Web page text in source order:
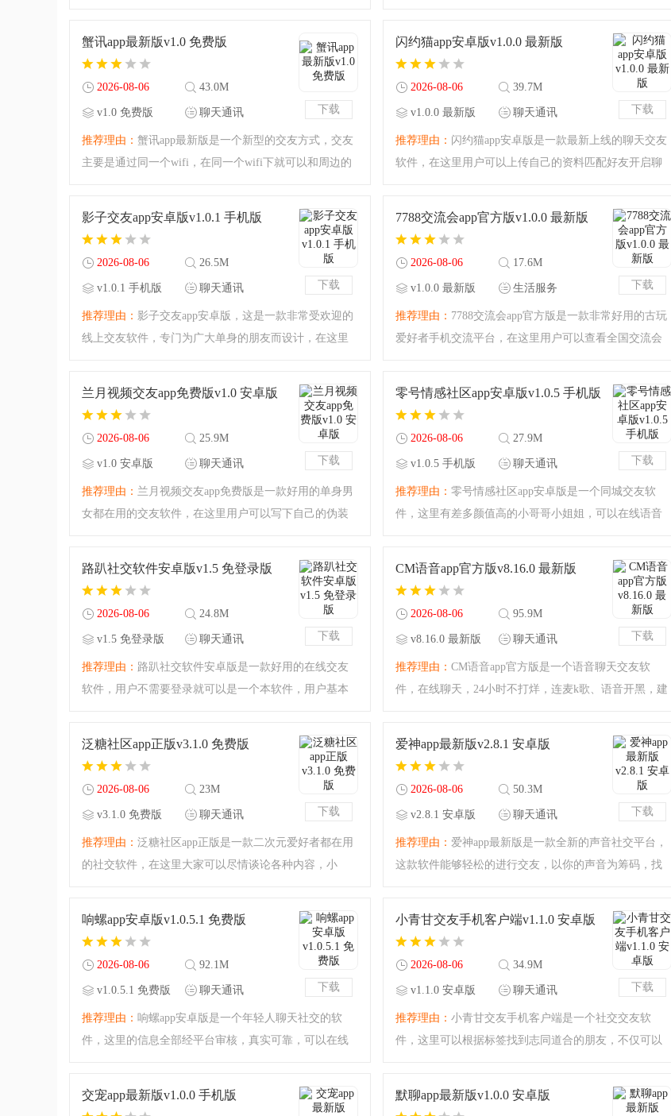
的用户，在线畅聊，如果喜欢可以奔现哦，还在等什
下载
蟹讯app最新版v1.0 免费版
2026-08-06 43.0M
v1.0 免费版 聊天通讯
推荐理由： 蟹讯app最新版是一个新型的交友方式，交友
主要是通过同一个wifi，在同一个wifi下就可以和周边的
片、视频、文件等等，是非常新颖的交友方式，一起来
下载
闪约猫app安卓版v1.0.0 最新版
2026-08-06 39.7M
v1.0.0 最新版 聊天通讯
推荐理由： 闪约猫app安卓版是一款最新上线的聊天交友
软件，在这里用户可以上传自己的资料匹配好友开启聊
查看附近用户最新动态，快来下载使用看看吧！闪约猫
下载
影子交友app安卓版v1.0.1 手机版
2026-08-06 26.5M
v1.0.1 手机版 聊天通讯
推荐理由： 影子交友app安卓版，这是一款非常受欢迎的
线上交友软件，专门为广大单身的朋友而设计，在这里
聊天互动，大家都来自五湖四海，在互相交流的同时，
下载
7788交流会app官方版v1.0.0 最新版
2026-08-06 17.6M
v1.0.0 最新版 生活服务
推荐理由： 7788交流会app官方版是一款非常好用的古玩
爱好者手机交流平台，在这里用户可以查看全国交流会
询快，享受独家视频报道，如果你也爱好古玩就快来下
下载
兰月视频交友app免费版v1.0 安卓版
2026-08-06 25.9M
v1.0 安卓版 聊天通讯
推荐理由： 兰月视频交友app免费版是一款好用的单身男
女都在用的交友软件，在这里用户可以写下自己的伪装
在这里打击可以畅所欲言交流各种话题，说不动就能遇
下载
零号情感社区app安卓版v1.0.5 手机版
2026-08-06 27.9M
v1.0.5 手机版 聊天通讯
推荐理由： 零号情感社区app安卓版是一个同城交友软
件，这里有差多颜值高的小哥哥小姐姐，可以在线语音
此送礼物哦，打开定位可以知道附近的人，同城交友更
下载
路趴社交软件安卓版v1.5 免登录版
2026-08-06 24.8M
v1.5 免登录版 聊天通讯
推荐理由： 路趴社交软件安卓版是一款好用的在线交友
软件，用户不需要登录就可以是一个本软件，用户基本
进行社交，软件极度重视大家的隐私保护，在这里我们
下载
CM语音app官方版v8.16.0 最新版
2026-08-06 95.9M
v8.16.0 最新版 聊天通讯
推荐理由： CM语音app官方版是一个语音聊天交友软
件，在线聊天，24小时不打烊，连麦k歌、语音开黑，建
足，还可以建立私密视频聊天，喜欢就约起来，感兴趣
下载
泛糖社区app正版v3.1.0 免费版
2026-08-06 23M
v3.1.0 免费版 聊天通讯
推荐理由： 泛糖社区app正版是一款二次元爱好者都在用
的社交软件，在这里大家可以尽情谈论各种内容，小
不仅能够在软件内体验到优质的聊天交友服务，还能结
下载
爱神app最新版v2.8.1 安卓版
2026-08-06 50.3M
v2.8.1 安卓版 聊天通讯
推荐理由： 爱神app最新版是一款全新的声音社交平台，
这款软件能够轻松的进行交友，以你的声音为筹码，找
捷的交友体验，是您掌上语音社交软件的最佳选择！爱
下载
响螺app安卓版v1.0.5.1 免费版
2026-08-06 92.1M
v1.0.5.1 免费版 聊天通讯
推荐理由： 响螺app安卓版是一个年轻人聊天社交的软
件，这里的信息全部经平台审核，真实可靠，可以在线
近的用户，喜欢的话还可以奔现哦，感兴趣的小伙伴赶
下载
小青甘交友手机客户端v1.1.0 安卓版
2026-08-06 34.9M
v1.1.0 安卓版 聊天通讯
推荐理由： 小青甘交友手机客户端是一个社交交友软
件，这里可以根据标签找到志同道合的朋友，不仅可以
奔现，和陌生人交友的软件，喜欢的小伙伴赶紧下载体
交宠app最新版v1.0.0 手机版 默聊app最新版v1.0.0 安卓版